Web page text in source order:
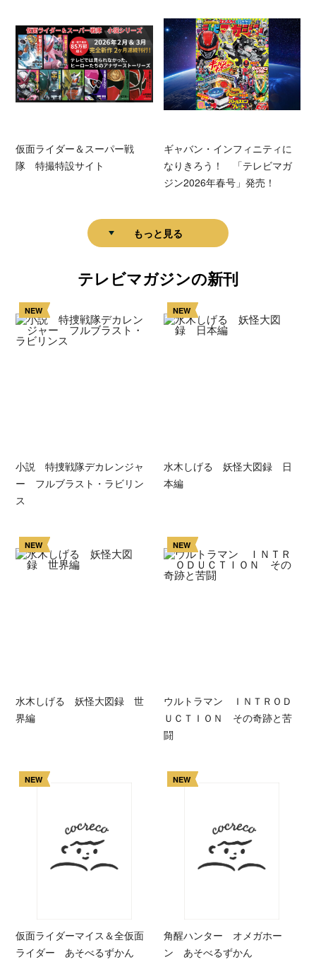
仮面ライダー＆スーパー戦
隊 特撮特設サイト
ギャバン・インフィニティに
なりきろう！ 「テレビマガ
ジン2026年春号」発売！
もっと見る
テレビマガジンの新刊
NEW
小説 特捜戦隊デカレンジャ
ー フルブラスト・ラビリン
ス
NEW
水木しげる 妖怪大図録 日
本編
NEW
水木しげる 妖怪大図録 世
界編
NEW
ウルトラマン ＩＮＴＲＯＤ
ＵＣＴＩＯＮ その奇跡と苦
闘
NEW
仮面ライダーマイス＆全仮面
ライダー あそべるずかん
NEW
角醒ハンター オメガホー
ン あそべるずかん